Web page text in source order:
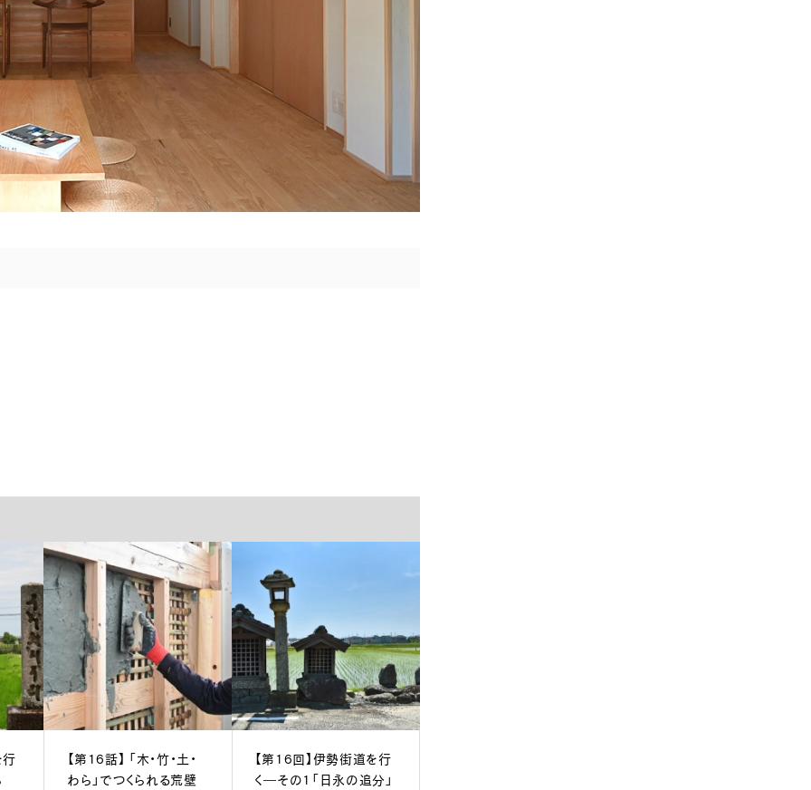
行
【第16話】 「木・竹・土・
わら」でつくられる荒壁
【第16回】伊勢街道を行
く―その1「日永の追分」